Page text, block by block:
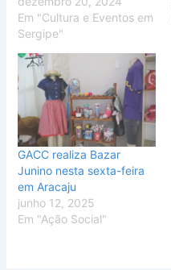
Em "Cultura e Eventos em
Sergipe"
GACC realiza Bazar
Junino nesta sexta-feira
em Aracaju
junho 12, 2025
Em "Ação Social"